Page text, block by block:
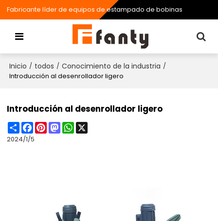
Fabricante líder de equipos de estampado de bobinas
Inicio / todos / Conocimiento de la industria /
Introducción al desenrollador ligero
Introducción al desenrollador ligero
ShareFacebook
PinterestMastodonWhatsApp
2024/1/5